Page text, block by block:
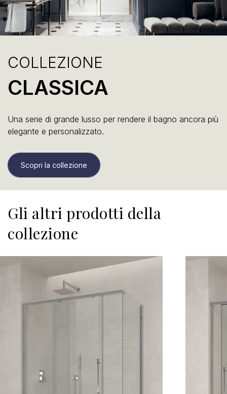
COLLEZIONE
CLASSICA
Una serie di grande lusso per rendere il bagno ancora più
elegante e personalizzato.
Scopri la collezione
Gli altri prodotti della
collezione
Scopri